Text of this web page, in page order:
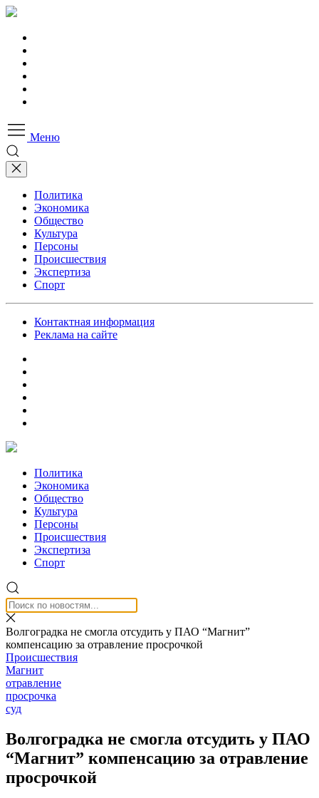
Меню
Политика
Экономика
Общество
Культура
Персоны
Происшествия
Экспертиза
Спорт
Контактная информация
Реклама на сайте
Политика
Экономика
Общество
Культура
Персоны
Происшествия
Экспертиза
Спорт
Волгоградка не смогла отсудить у ПАО “Магнит”
компенсацию за отравление просрочкой
Происшествия
Магнит
отравление
просрочка
суд
Волгоградка не смогла отсудить у ПАО
“Магнит” компенсацию за отравление
просрочкой